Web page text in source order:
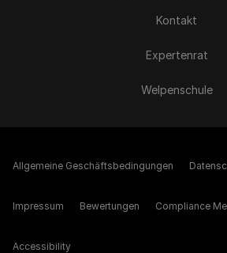
Kontakt
Expertenrat
Welpenschule
Allgemeine Geschäftsbedingungen
Impressum Bewertungen Compliance
Accessibility